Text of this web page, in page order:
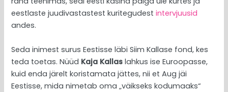
eestlaste juudivastastest kuritegudestintervjuusid
andes.
Seda inimest surus Eestisse läbi Siim Kallase fond, kes
teda toetas. Nüüd Kaja Kallas lahkus ise Euroopasse,
kuid enda järelt koristamata jättes, nii et Aug jäi
Eestisse, mida nimetab oma „väikseks kodumaaks“